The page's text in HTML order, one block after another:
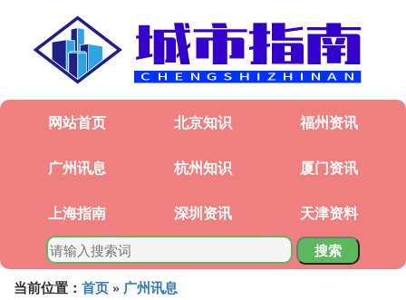
网站首页 北京知识 福州资讯
广州讯息 杭州知识 厦门资讯
上海指南 深圳资讯 天津资料
搜索
当前位置： 首页 » 广州讯息